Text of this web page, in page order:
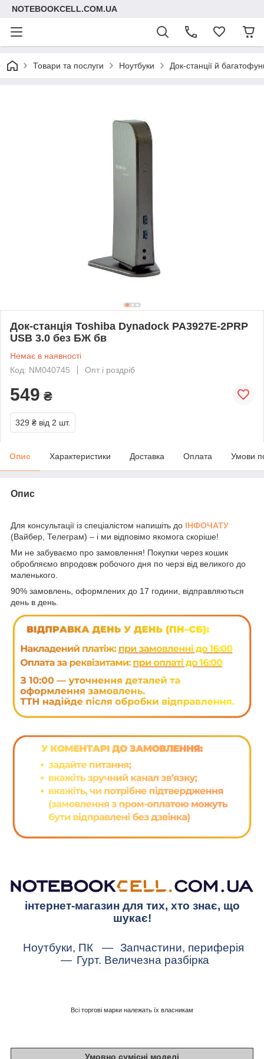
NOTEBOOKCELL.COM.UA
Товари та послуги Ноутбуки Док-станції й
Док-станція Toshiba Dynadock PA3927E-2PRP
USB 3.0 без БЖ бв
Немає в наявності
Код: NM040745
Опт і роздріб
549 ₴
329 ₴ від 2 шт.
Опис Характеристики Доставка Оплата Умови
Опис
Для консультації із спеціалістом напишіть до ІНФОЧАТУ
(Вайбер, Телеграм) – і ми відповімо якомога скоріше!
Ми не забуваємо про замовлення! Покупки через кошик
обробляємо впродовж робочого дня по черзі від великого до
маленького.
90% замовлень, оформлених до 17 години, відправляються
день в день.
інтернет-магазин для тих, хто знає, що
шукає!
Ноутбуки, ПК — Запчастини, периферія
— Гурт. Величезна разбірка
Всі торгові марки належать їх власникам
Умовно сумісні моделі